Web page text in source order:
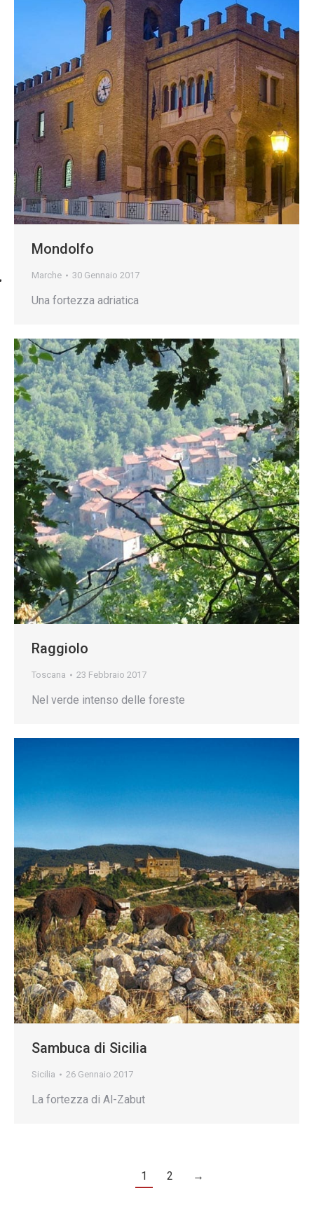
Mondolfo
Marche 30 Gennaio 2017
Una fortezza adriatica
Raggiolo
Toscana 23 Febbraio 2017
Nel verde intenso delle foreste
Sambuca di Sicilia
Sicilia 26 Gennaio 2017
La fortezza di Al-Zabut
1 2 →